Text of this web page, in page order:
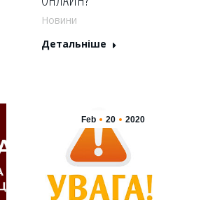
Новини
Детальніше
Feb 20 2020